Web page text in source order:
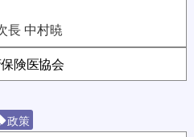
長 中村暁
険医協会
政策